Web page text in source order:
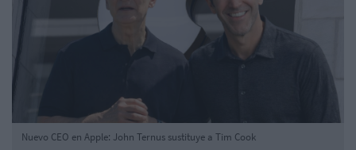
Nuevo CEO en Apple: John Ternus sustituye a Tim Cook